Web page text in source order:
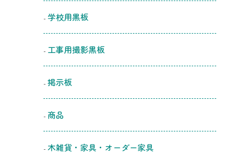
学校用黒板
工事用撮影黒板
掲示板
商品
木雑貨・家具・オーダー家具